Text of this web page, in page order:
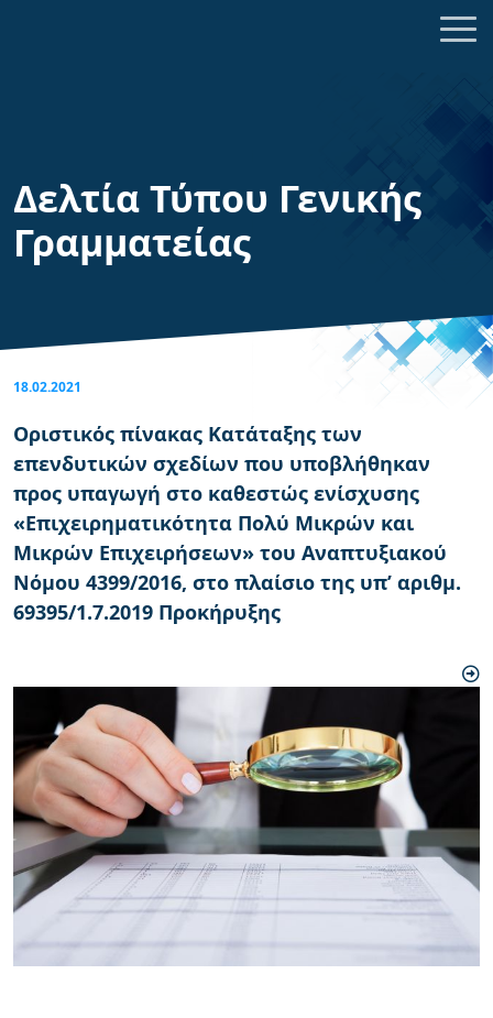
Δελτία Τύπου Γενικής
Γραμματείας
18.02.2021
Οριστικός πίνακας Κατάταξης των
επενδυτικών σχεδίων που υποβλήθηκαν
προς υπαγωγή στο καθεστώς ενίσχυσης
«Επιχειρηματικότητα Πολύ Μικρών και
Μικρών Επιχειρήσεων» του Αναπτυξιακού
Νόμου 4399/2016, στο πλαίσιο της υπ’ αριθμ.
69395/1.7.2019 Προκήρυξης